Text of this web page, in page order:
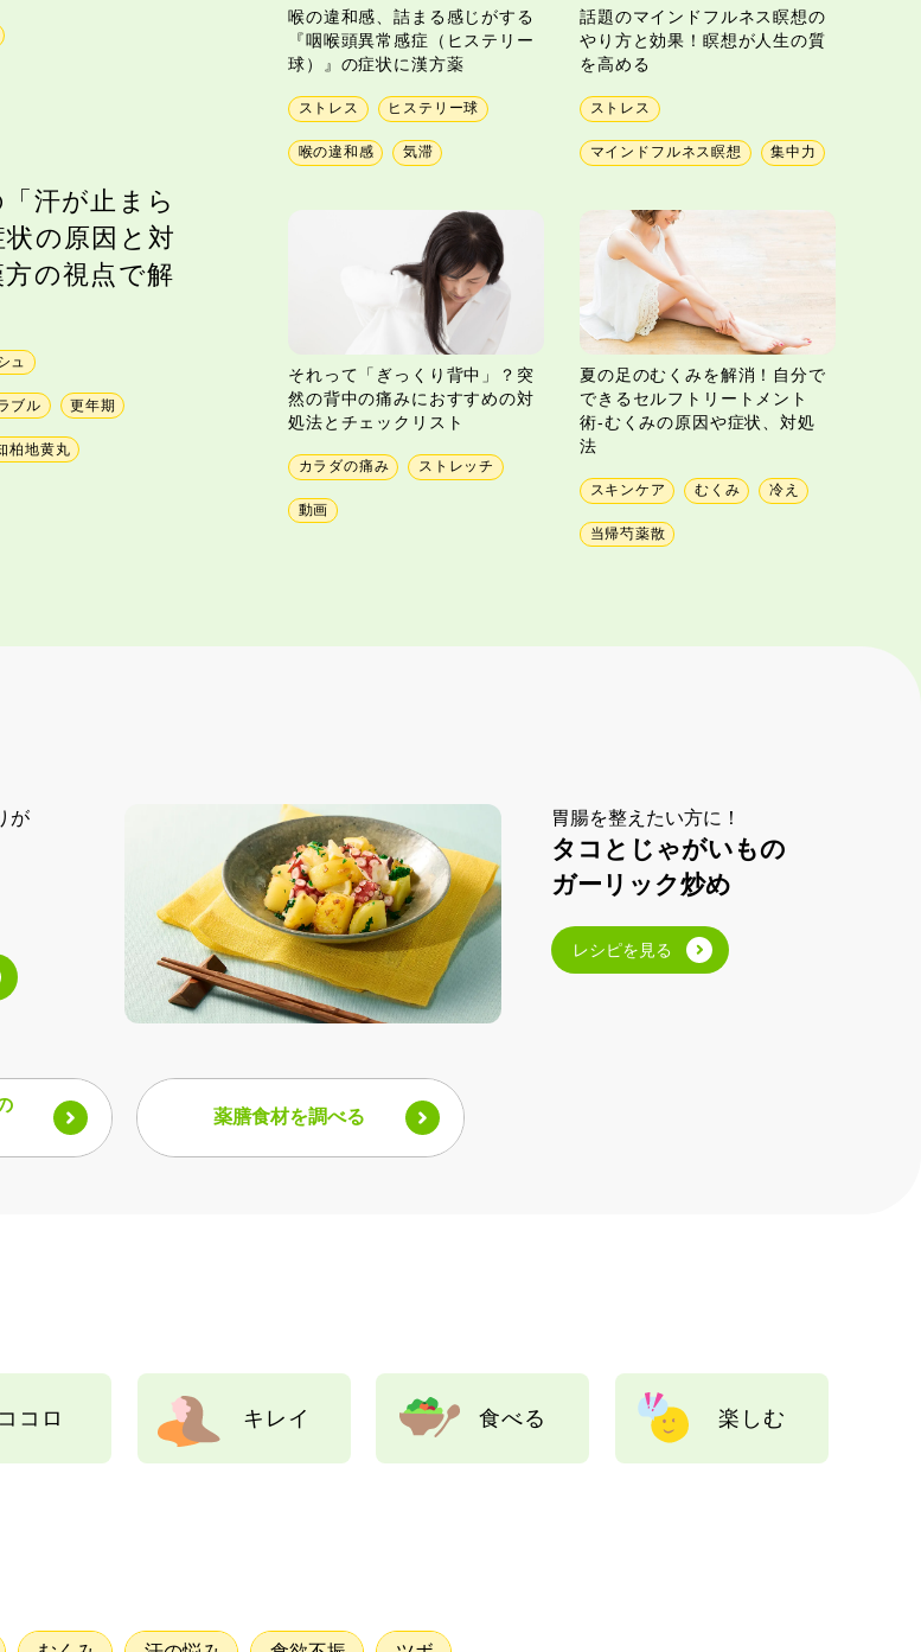
喉の違和感、詰まる感じがする
『咽喉頭異常感症（ヒステリー
球）』の症状に漢方薬
ストレス ヒステリー球
喉の違和感 気滞
話題のマインドフルネス瞑想の
やり方と効果！瞑想が人生の質
を高める
ストレス
マインドフルネス瞑想 集中力
汗が止まら
の原因と対
の視点で解
ュ
ブル 更年期
柏地黄丸
それって「ぎっくり背中」？突
然の背中の痛みにおすすめの対
処法とチェックリスト
カラダの痛み ストレッチ
動画
夏の足のむくみを解消！自分で
できるセルフトリートメント
術-むくみの原因や症状、対処
法
スキンケア むくみ 冷え
当帰芍薬散
が
胃腸を整えたい方に！
タコとじゃがいもの
ガーリック炒め
レシピを見る
薬膳食材を調べる​
ココロ キレイ 食べる 楽しむ